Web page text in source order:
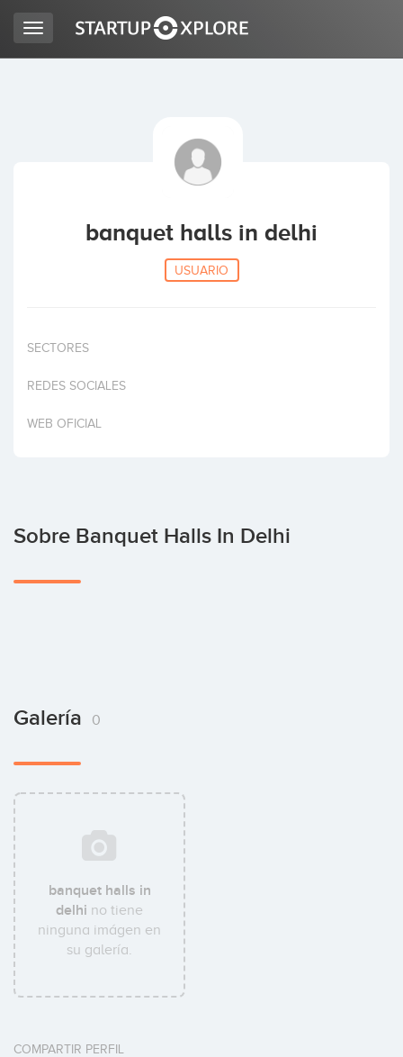
Invertir
Toggle
navigation
banquet halls in delhi
USUARIO
SECTORES
REDES SOCIALES
WEB OFICIAL
Sobre Banquet Halls In Delhi
Galería 0
banquet halls in
delhi no tiene
ninguna imágen en
su galería.
COMPARTIR PERFIL